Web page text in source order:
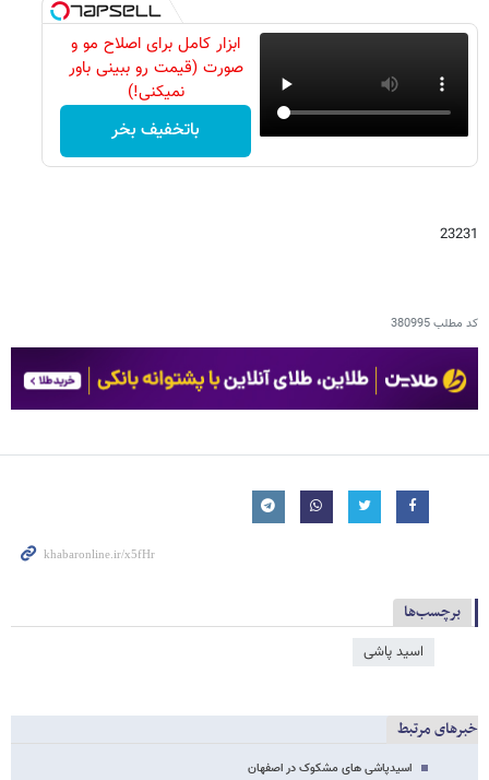
ابزار کامل برای اصلاح مو و
صورت (قیمت رو ببینی باور
نمیکنی!)
باتخفیف بخر
23231
کد مطلب380995
برچسب‌ها
اسید پاشی
خبرهای مرتبط
اسیدپاشی های مشکوک در اصفهان